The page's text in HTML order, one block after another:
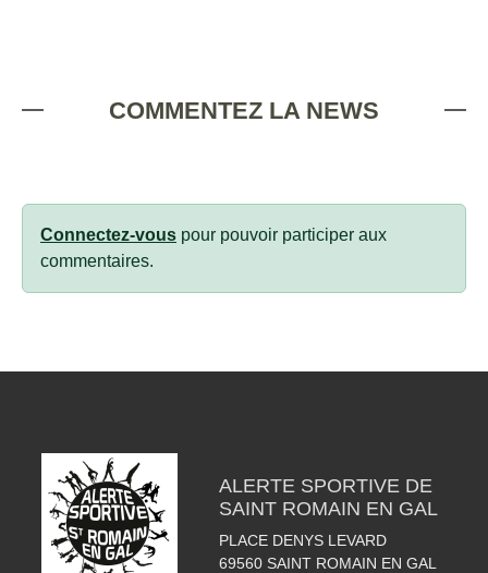
COMMENTEZ LA NEWS
Connectez-vous pour pouvoir participer aux
commentaires.
ALERTE SPORTIVE DE
SAINT ROMAIN EN GAL
PLACE DENYS LEVARD
69560 SAINT ROMAIN EN GAL